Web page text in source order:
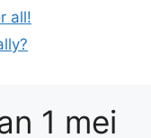
all!
1 mei